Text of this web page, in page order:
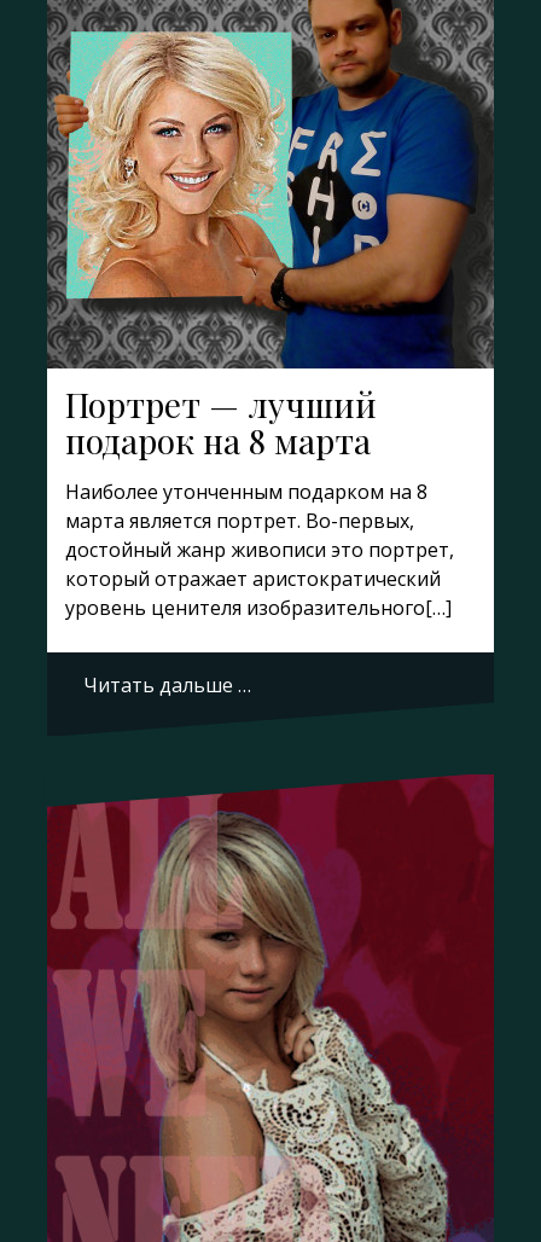
Портрет — лучший
подарок на 8 марта
Наиболее утонченным подарком на 8
марта является портрет. Во-первых,
достойный жанр живописи это портрет,
который отражает аристократический
уровень ценителя изобразительного[…]
Читать дальше …